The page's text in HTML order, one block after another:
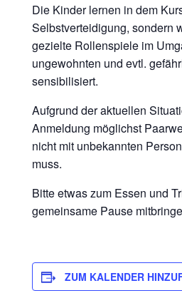
Die Kinder lernen in dem
Selbstverteidigung, sondern
gezielte Rollenspiele im
ungewohnten und evtl.
sensibilisiert.
Aufgrund der aktuellen
Anmeldung möglichst
nicht mit unbekannten
muss.
Bitte etwas zum Essen und
gemeinsame Pause
ZUM KALENDER